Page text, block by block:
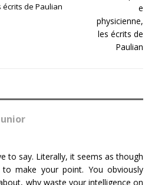
de Paulian
to say. Literally, it seems as though
make your point. You obviously
why waste your intelligence on